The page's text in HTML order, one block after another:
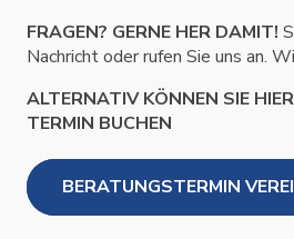
FRAGEN? GERNE HER DAMIT!
Nachricht oder rufen Sie uns an.
ALTERNATIV KÖNNEN SIE
TERMIN BUCHEN
BERATUNGSTERMIN